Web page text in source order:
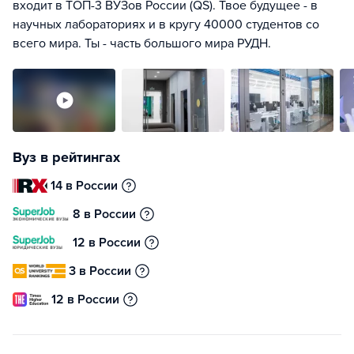
входит в ТОП-3 ВУЗов России (QS). Твое будущее - в
научных лабораториях и в кругу 40000 студентов со
всего мира. Ты - часть большого мира РУДН.
Вуз в рейтингах
14 в России
8 в России
12 в России
3 в России
12 в России